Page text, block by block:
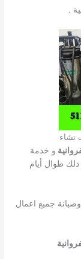
.
تشاء
و خدمة
على مدار الـ 24 ساعة، و ذلك طوال أيام
وصيانة جميع اعمال